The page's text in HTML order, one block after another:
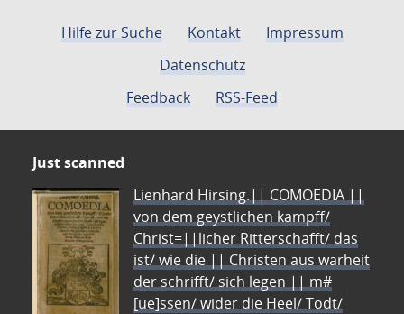
Hilfe zur Suche Kontakt
Impressum
Datenschutz
Feedback
RSS-Feed
Just scanned
Lienhard Hirsing.|| COMOEDIA ||
von dem geystlichen kampff/
Christ=||licher Ritterschafft/ das
ist/ wie die || Christen aus warheit
der schrifft/ sich legen || m#
[ue]ssen/ wider die Heel/ Todt/